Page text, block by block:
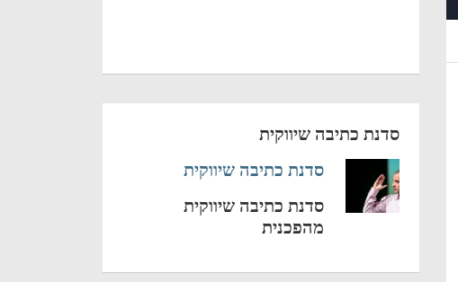
סדנת כתיבה שיווקית
סדנת כתיבה שיווקית
סדנת כתיבה שיווקית
מהפכנית